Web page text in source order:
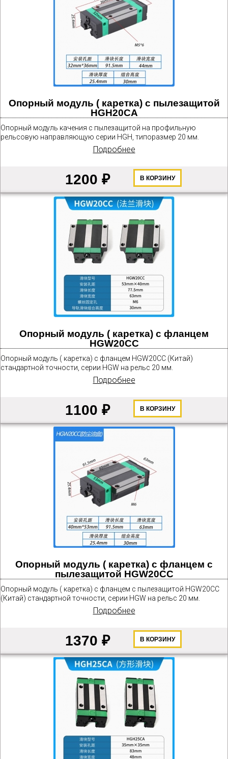
Опорный модуль ( каретка) с пылезащитой
HGH20CA
Опорный модуль качения с пылезащитой на профильную
рельсовую направляющую серии HGH, типоразмер 20 мм.
Подробнее
1200 ₽ В КОРЗИНУ
Опорный модуль ( каретка) с фланцем
HGW20CC
Опорный модуль ( каретка) с фланцем HGW20CС (Китай)
стандартной точности, серии HGW на рельс 20 мм.
Подробнее
1100 ₽ В КОРЗИНУ
Опорный модуль ( каретка) с фланцем с
пылезащитой HGW20CC
Опорный модуль ( каретка) с фланцем с пылезащитой HGW20CС
(Китай) стандартной точности, серии HGW на рельс 20 мм.
Подробнее
1370 ₽ В КОРЗИНУ